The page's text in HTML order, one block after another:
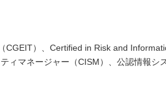
CGEIT）、Certified in Risk and
ィマネージャー（CISM）、公認情報シ